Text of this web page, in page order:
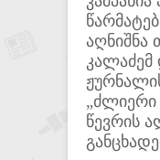
აღნიშნა
კალაძემ
წევრის